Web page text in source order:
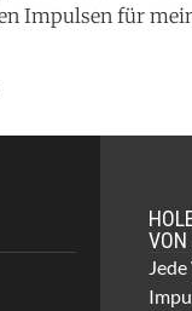
Impulsen für
VON